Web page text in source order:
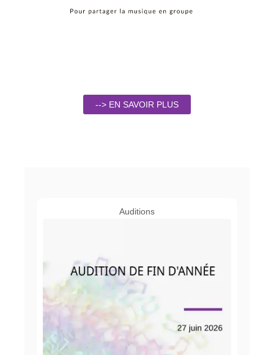
--> EN SAVOIR PLUS
Auditions